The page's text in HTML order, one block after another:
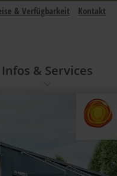
& Verfügbarkeit
Kontakt
Infos & Services